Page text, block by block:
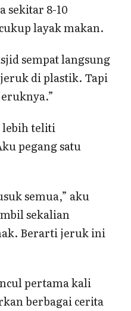
sekitar 8-10
layak makan.
sempat langsung
di plastik. Tapi
lebih teliti
pegang satu
semua,” aku
sekalian
Berarti jeruk ini
pertama kali
berbagai cerita